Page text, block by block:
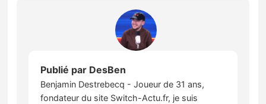
Publié par DesBen
Benjamin Destrebecq - Joueur de 31 ans,
fondateur du site Switch-Actu.fr, je suis